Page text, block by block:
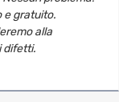
e gratuito.
alla
difetti.